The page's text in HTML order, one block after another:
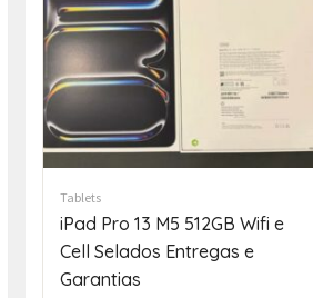
Tablets
iPad Pro 13 M5 512GB Wifi e
Cell Selados Entregas e
Garantias